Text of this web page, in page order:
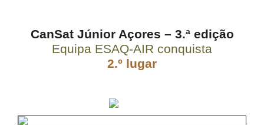
Oferta formativa
CanSat Júnior Açores – 3.ª edição
Equipa ESAQ-AIR conquista
2.º lugar